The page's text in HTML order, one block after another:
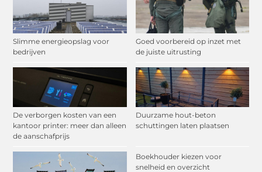
Slimme energieopslag voor
bedrijven
Goed voorbereid op inzet met
de juiste uitrusting
De verborgen kosten van een
kantoor printer: meer dan alleen
de aanschafprijs
Duurzame hout-beton
schuttingen laten plaatsen
Boekhouder kiezen voor
snelheid en overzicht